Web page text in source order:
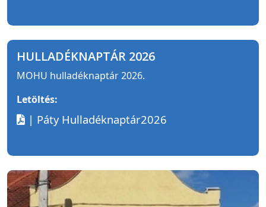
HULLADÉKNAPTÁR 2026
MOHU hulladéknaptár 2026.
Letöltés:
| Páty Hulladéknaptár2026